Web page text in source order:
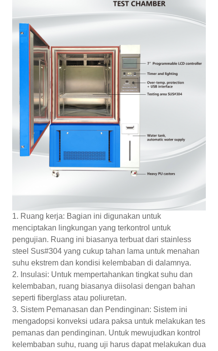
1. Ruang kerja: Bagian ini digunakan untuk
menciptakan lingkungan yang terkontrol untuk
pengujian. Ruang ini biasanya terbuat dari stainless
steel Sus#304 yang cukup tahan lama untuk menahan
suhu ekstrem dan kondisi kelembaban di dalamnya.
2. Insulasi: Untuk mempertahankan tingkat suhu dan
kelembaban, ruang biasanya diisolasi dengan bahan
seperti fiberglass atau poliuretan.
3. Sistem Pemanasan dan Pendinginan: Sistem ini
mengadopsi konveksi udara paksa untuk melakukan tes
pemanas dan pendinginan. Untuk mewujudkan kontrol
kelembaban suhu, ruang uji harus dapat melakukan dua